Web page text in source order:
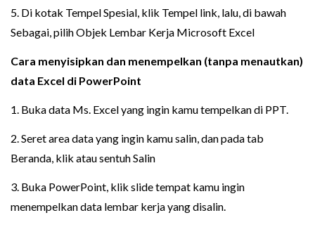
5. Di kotak Tempel Spesial, klik Tempel link, lalu, di bawah
Sebagai, pilih Objek Lembar Kerja Microsoft Excel
Cara menyisipkan dan menempelkan (tanpa menautkan)
data Excel di PowerPoint
1. Buka data Ms. Excel yang ingin kamu tempelkan di PPT.
2. Seret area data yang ingin kamu salin, dan pada tab
Beranda, klik atau sentuh Salin
3. Buka PowerPoint, klik slide tempat kamu ingin
menempelkan data lembar kerja yang disalin.